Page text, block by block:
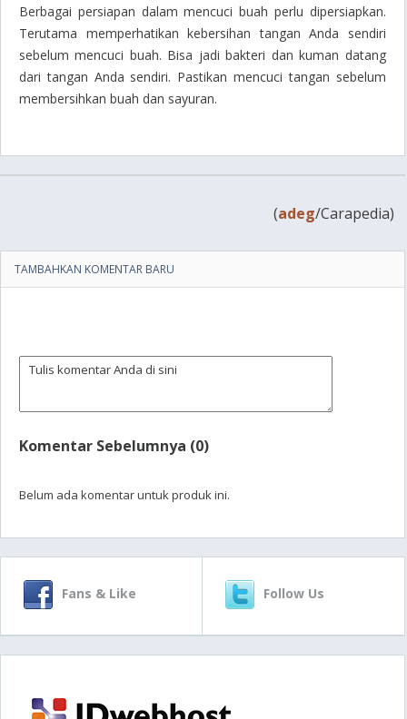
Berbagai persiapan dalam mencuci buah perlu dipersiapkan.
Terutama memperhatikan kebersihan tangan Anda sendiri
sebelum mencuci buah. Bisa jadi bakteri dan kuman datang
dari tangan Anda sendiri. Pastikan mencuci tangan sebelum
membersihkan buah dan sayuran.
(adeg/Carapedia)
TAMBAHKAN KOMENTAR BARU
Komentar Sebelumnya (0)
Belum ada komentar untuk produk ini.
Fans & Like Follow Us